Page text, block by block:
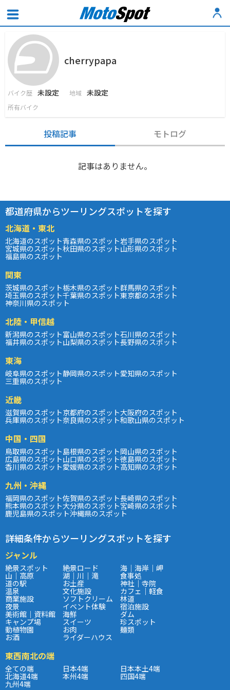
cherrypapa
バイク歴 未設定 地域 未設定
所有バイク
投稿記事 モトログ
記事はありません。
都道府県からツーリングスポットを探す
北海道・東北
北海道のスポット青森県のスポット岩手県のスポット
宮城県のスポット秋田県のスポット山形県のスポット
福島県のスポット
関東
茨城県のスポット栃木県のスポット群馬県のスポット
埼玉県のスポット千葉県のスポット東京都のスポット
神奈川県のスポット
北陸・甲信越
新潟県のスポット富山県のスポット石川県のスポット
福井県のスポット山梨県のスポット長野県のスポット
東海
岐阜県のスポット静岡県のスポット愛知県のスポット
三重県のスポット
近畿
滋賀県のスポット京都府のスポット大阪府のスポット
兵庫県のスポット奈良県のスポット和歌山県のスポット
中国・四国
鳥取県のスポット島根県のスポット岡山県のスポット
広島県のスポット山口県のスポット徳島県のスポット
香川県のスポット愛媛県のスポット高知県のスポット
九州・沖縄
福岡県のスポット佐賀県のスポット長崎県のスポット
熊本県のスポット大分県のスポット宮崎県のスポット
鹿児島県のスポット沖縄県のスポット
詳細条件からツーリングスポットを探す
ジャンル
絶景スポット 絶景ロード 海｜海岸｜岬
山｜高原 湖｜川｜滝 食事処
道の駅 お土産 神社｜寺院
温泉 文化施設 カフェ｜軽食
商業施設 ソフトクリーム 林道
夜景 イベント体験 宿泊施設
美術館｜資料館 海鮮 ダム
キャンプ場 スイーツ 珍スポット
動植物園 お肉 麺類
お酒 ライダーハウス
東西南北の端
全ての端 日本4端 日本本土4端
北海道4端 本州4端 四国4端
九州4端